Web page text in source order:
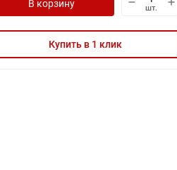
В корзину шт.
Купить в 1 клик